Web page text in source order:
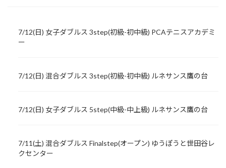
7/12(日) 女子ダブルス 3step(初級-初中級) PCAテニスアカデミ
ー
7/12(日) 混合ダブルス 3step(初級-初中級) ルネサンス鷹の台
7/12(日) 女子ダブルス 5step(中級-中上級) ルネサンス鷹の台
7/11(土) 混合ダブルス Finalstep(オープン) ゆうぽうと世田谷レ
クセンター